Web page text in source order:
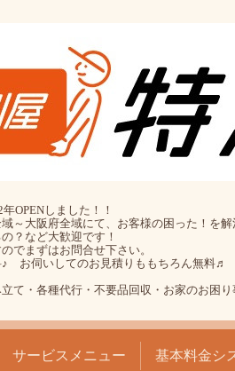
しました！！
～大阪府全域にて、お客様の困った！を
？など大歓迎です！
でまずはお問合せ下さい。
♪ お伺いしてのお見積りももちろん無料
て・各種代行・不要品回収・お家のお困
サービスメニュー 基本料金シ